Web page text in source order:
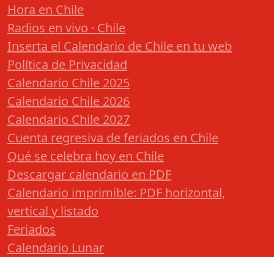
Hora en Chile
Radios en vivo · Chile
Inserta el Calendario de Chile en tu web
Política de Privacidad
Calendario Chile 2025
Calendario Chile 2026
Calendario Chile 2027
Cuenta regresiva de feriados en Chile
Qué se celebra hoy en Chile
Descargar calendario en PDF
Calendario imprimible: PDF horizontal,
vertical y listado
Feriados
Calendario Lunar